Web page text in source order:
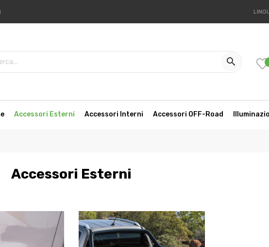

Accessori Esterni Accessori Interni Accessori OFF-Road
Accessori Esterni